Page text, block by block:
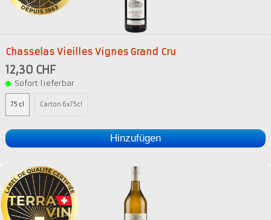
Chasselas Vieilles Vignes Grand Cru
12,30 CHF
Sofort lieferbar
75 cl Carton 6x75cl
Hinzufügen